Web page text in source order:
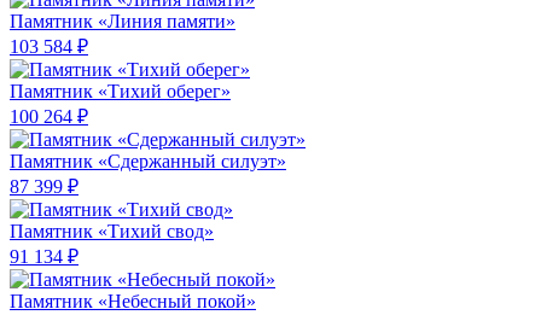
Памятник «Линия памяти»
103 584 ₽
Памятник «Тихий оберег»
100 264 ₽
Памятник «Сдержанный силуэт»
87 399 ₽
Памятник «Тихий свод»
91 134 ₽
Памятник «Небесный покой»